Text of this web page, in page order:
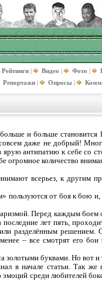
Рейтинги | Видео | Фото |
Репортажи | Опросы |
и больше
даже не добрый!
антипатию к себе со
огромное количество
всерьез, к другим
пользуются от боя к бою
Перед каждым боем
последние лет пять,
разделённым
– все смотрят его
буквами. Но вот
в начале статьи. Так
среди любителей